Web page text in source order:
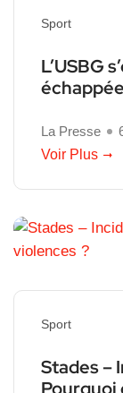
Sport
L’USBG
échappée
La Presse
Voir Plus
Sport
Stades –